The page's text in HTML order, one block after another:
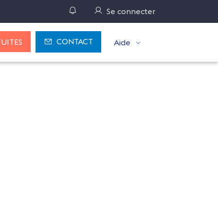
Gérer ses notifications
Se connecter
CONTACT Aide